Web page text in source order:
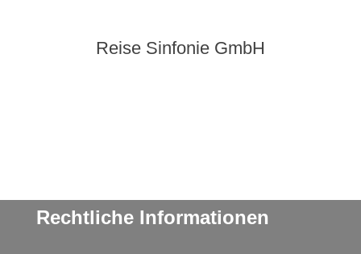
Reise Sinfonie GmbH
Rechtliche Informationen